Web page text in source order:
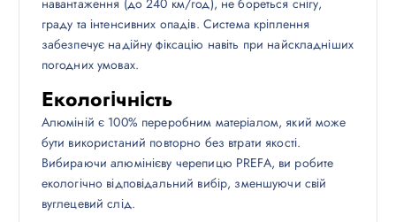
граду та інтенсивних опадів. Система кріплення
забезпечує надійну фіксацію навіть при найскладніших
погодних умовах.
Екологічність
Алюміній є 100% переробним матеріалом, який може
бути використаний повторно без втрати якості.
Вибираючи алюмінієву черепицю PREFA, ви робите
екологічно відповідальний вибір, зменшуючи свій
вуглецевий слід.